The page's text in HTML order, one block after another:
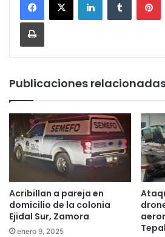
Imprimir
Publicaciones
Acribillan a pareja en
domicilio de la colonia
Ejidal Sur, Zamora
enero 9, 2025